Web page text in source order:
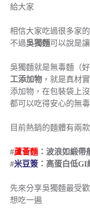
給大家
相信大家吃過很多家
不過吳獨麵可以說是
吳獨麵就是無毒麵（
工添加物 ，就是真材
添加物，在包裝袋上
都可以吃得安心的無毒
目前熱銷的麵體有兩
#蘆薈麵 ：波浪如緞
#米豆簽 ：高蛋白低
先來分享吳獨麵最受
想吃一遍